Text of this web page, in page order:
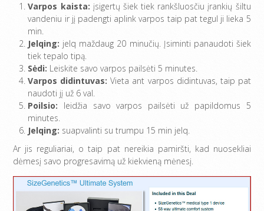
Varpos kaista: įsigertų šiek tiek rankšluosčiu įrankių šiltu
vandeniu ir jį padengti aplink varpos taip pat tegul ji lieka 5
min.
Jelqing: jelq maždaug 20 minučių. Įsiminti panaudoti šiek
tiek tepalo tipą.
Sėdi: Leiskite savo varpos pailsėti 5 minutes.
Varpos didintuvas: Vieta ant varpos didintuvas, taip pat
naudoti jį už 6 val.
Poilsio: leidžia savo varpos pailsėti už papildomus 5
minutes.
Jelqing: suapvalinti su trumpu 15 min jelq.
Ar jis reguliariai, o taip pat nereikia pamiršti, kad nuosekliai
dėmesį savo progresavimą už kiekvieną mėnesį.